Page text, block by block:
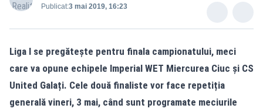
Publicat:3 mai 2019, 16:23
Liga I se pregătește pentru finala campionatului, meci
care va opune echipele Imperial WET Miercurea Ciuc și CS
United Galați. Cele două finaliste vor face repetiția
generală vineri, 3 mai, când sunt programate meciurile